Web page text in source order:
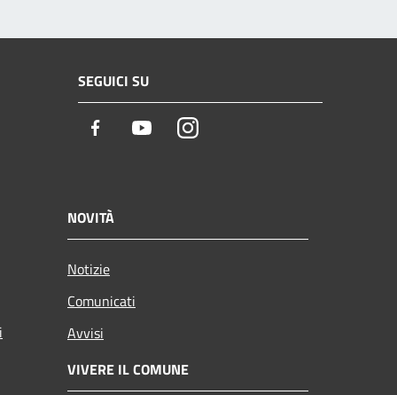
SEGUICI SU
Facebook YoutubeInstagram
NOVITÀ
Notizie
Comunicati
Avvisi
VIVERE IL COMUNE